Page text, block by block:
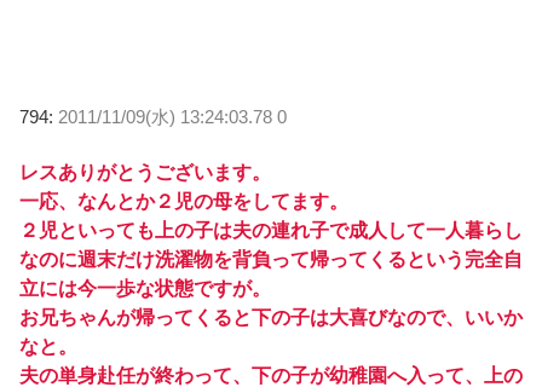
794: 2011/11/09(水) 13:24:03.78 0
レスありがとうございます。
一応、なんとか２児の母をしてます。
２児といっても上の子は夫の連れ子で成人して一人暮らし
なのに週末だけ洗濯物を背負って帰ってくるという完全自
立には今一歩な状態ですが。
お兄ちゃんが帰ってくると下の子は大喜びなので、いいか
なと。
夫の単身赴任が終わって、下の子が幼稚園へ入って、上の